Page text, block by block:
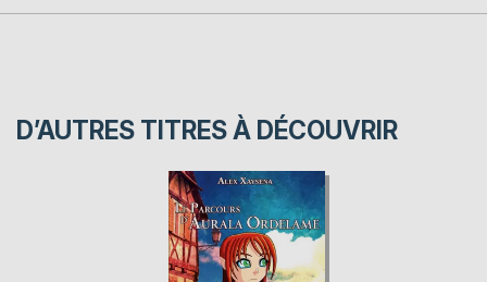
D’AUTRES TITRES À DÉCOUVRIR